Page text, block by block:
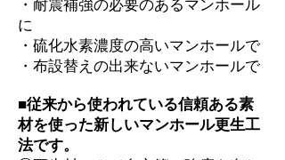
・耐震補強の必要のあるマンホール
に
・硫化水素濃度の高いマンホールで
・布設替えの出来ないマンホールで
■従来から使われている信頼ある素
材を使った新しいマンホール更生工
法です。